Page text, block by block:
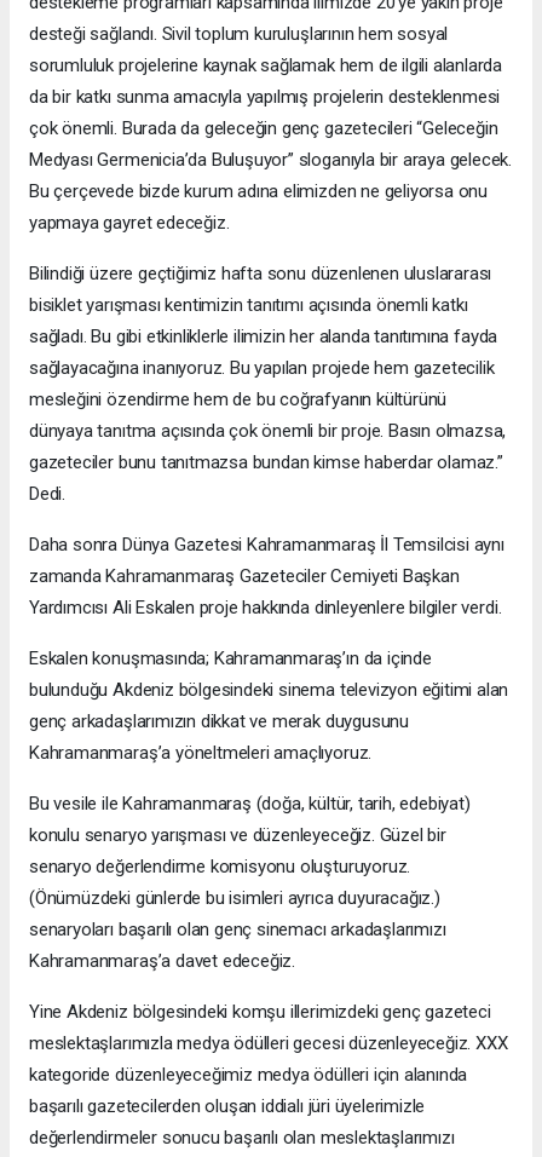
desteği sağlandı. Sivil toplum kuruluşlarının hem sosyal
sorumluluk projelerine kaynak sağlamak hem de ilgili alanlarda
da bir katkı sunma amacıyla yapılmış projelerin desteklenmesi
çok önemli. Burada da geleceğin genç gazetecileri “Geleceğin
Medyası Germenicia’da Buluşuyor” sloganıyla bir araya gelecek.
Bu çerçevede bizde kurum adına elimizden ne geliyorsa onu
yapmaya gayret edeceğiz.
Bilindiği üzere geçtiğimiz hafta sonu düzenlenen uluslararası
bisiklet yarışması kentimizin tanıtımı açısında önemli katkı
sağladı. Bu gibi etkinliklerle ilimizin her alanda tanıtımına fayda
sağlayacağına inanıyoruz. Bu yapılan projede hem gazetecilik
mesleğini özendirme hem de bu coğrafyanın kültürünü
dünyaya tanıtma açısında çok önemli bir proje. Basın olmazsa,
gazeteciler bunu tanıtmazsa bundan kimse haberdar olamaz.”
Dedi.
Daha sonra Dünya Gazetesi Kahramanmaraş İl Temsilcisi aynı
zamanda Kahramanmaraş Gazeteciler Cemiyeti Başkan
Yardımcısı Ali Eskalen proje hakkında dinleyenlere bilgiler verdi.
Eskalen konuşmasında; Kahramanmaraş’ın da içinde
bulunduğu Akdeniz bölgesindeki sinema televizyon eğitimi alan
genç arkadaşlarımızın dikkat ve merak duygusunu
Kahramanmaraş’a yöneltmeleri amaçlıyoruz.
Bu vesile ile Kahramanmaraş (doğa, kültür, tarih, edebiyat)
konulu senaryo yarışması ve düzenleyeceğiz. Güzel bir
senaryo değerlendirme komisyonu oluşturuyoruz.
(Önümüzdeki günlerde bu isimleri ayrıca duyuracağız.)
senaryoları başarılı olan genç sinemacı arkadaşlarımızı
Kahramanmaraş’a davet edeceğiz.
Yine Akdeniz bölgesindeki komşu illerimizdeki genç gazeteci
meslektaşlarımızla medya ödülleri gecesi düzenleyeceğiz. XXX
kategoride düzenleyeceğimiz medya ödülleri için alanında
başarılı gazetecilerden oluşan iddialı jüri üyelerimizle
değerlendirmeler sonucu başarılı olan meslektaşlarımızı